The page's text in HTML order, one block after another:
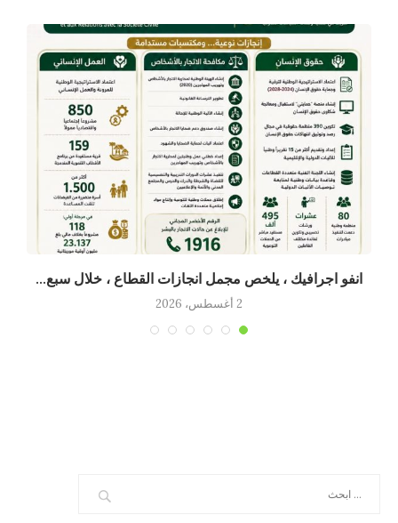
انفو اجرافيك ، يلخص مجمل انجازات القطاع ، خلال سبع...
2 أغسطس، 2026